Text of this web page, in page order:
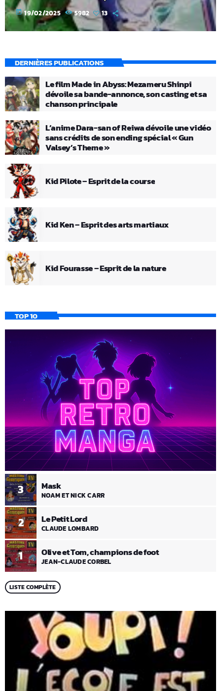
today 19/02/2025 5982 13
DERNIÈRES PUBLICATIONS
Le film Made in Abyss: Mezameru Shinpi
dévoile sa bande-annonce, son casting et sa
chanson principale
L’anime Dara-san of Reiwa dévoile une vidéo
sans crédits de son ending spécial « Gun
Valsey’s Theme »
Kid Pilote – Esprit de la course
Kid Ken – Esprit des arts martiaux
Kid Fourasse – Esprit de la nature
TOP 10
1 Olive et Tom, champions de foot
JEAN-CLAUDE CORBEL
2 Le Petit Lord
CLAUDE LOMBARD
3 Mask
NOAM ET NICK CARR
LISTE COMPLÈTE